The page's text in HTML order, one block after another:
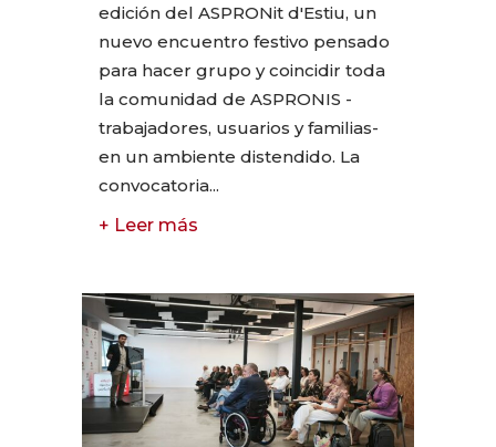
edición del ASPRONit d'Estiu, un
nuevo encuentro festivo pensado
para hacer grupo y coincidir toda
la comunidad de ASPRONIS -
trabajadores, usuarios y familias-
en un ambiente distendido. La
convocatoria...
+ Leer más